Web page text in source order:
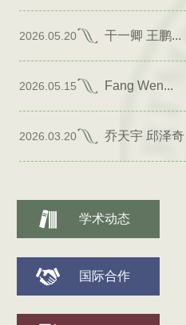
2026.05.20 干一卿 王鹏...
2026.05.15 Fang Wen...
2026.03.20
学术动态
国际合作